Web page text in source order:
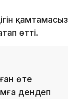
қамтамасыз
өтті.
өте
дендеп